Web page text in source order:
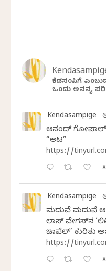
ಕೆಂಡಸಂಪಿಗೆ
ಒಂದು ಅನನ್ಯ
Kendasampige
ಆನಂದ್‌ ಗೋಪಾಲ್‌
“ಆಟ”
https://
X
Kendasampige
ಮದುವೆ ಮದುವೆ
ಲಾಸ್‌ ವೇಗಸ್‌ನ
ಚಾಪೆಲ್’ ಕುರಿತು
https://
X